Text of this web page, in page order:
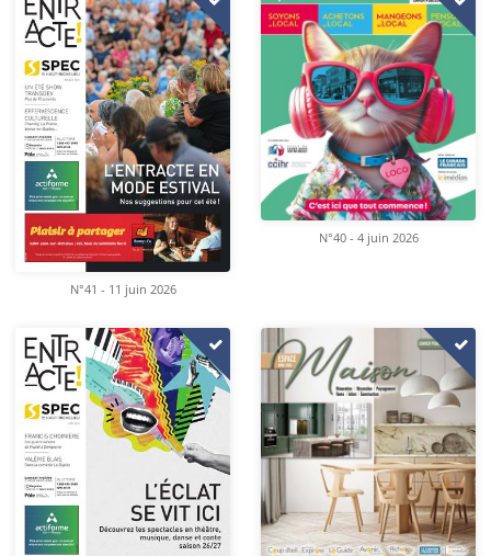
N°41 - 11 juin 2026
N°40 - 4 juin 2026